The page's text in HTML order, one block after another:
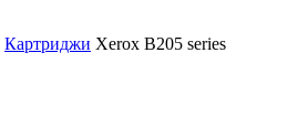
Картриджи Xerox B205 series